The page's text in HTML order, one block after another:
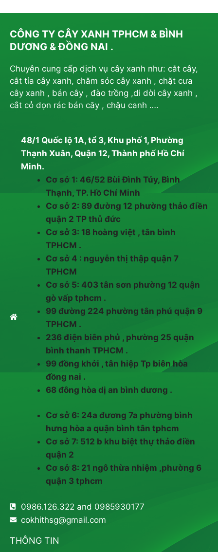
CÔNG TY CÂY XANH TPHCM & BÌNH
DƯƠNG & ĐỒNG NAI .
Chuyên cung cấp dịch vụ cây xanh như: cắt cây,
cắt tỉa cây xanh, chăm sóc cây xanh , chặt cưa
cây xanh , bán cây , đào trồng ,di dời cây xanh ,
cắt cỏ dọn rác bán cây , chậu canh ….
48/1 Quốc lộ 1A, tổ 3, Khu phố 1, Phường
Thạnh Xuân, Quận 12, Thành phố Hồ Chí
Minh.
Cơ sở 1: 46/52 Bùi Đình Túy, Bình
Thạnh, TP. Hồ Chí Minh
Cơ sở 2: 89 đường 12 phường thảo điền
quận 2 TP thủ đức
Cơ sở 3: 18 hoàng việt , tân bình
TPHCM .
Cơ sở 4 : nguyễn thị thập quận 7
TPHCM
Cơ sở 5: 403 tân sơn phường 12 quận
gò vấp tphcm .
99 đường 224 phường tân phú quận 9
TPHCM .
236 điện biên phủ , phường 25 quận
bình thanh TPHCM .
99 đồng khởi , tân hiệp Tp biên hòa
đồng nai .
68 đông hòa dị an bình dương .
Cơ sở 6: 24a đương 7a phường bình
hưng hòa a quận bình tân tphcm
Cơ sở 7: 512 b khu biệt thự thảo điền
quận 2
Cơ sở 8: 21 ngô thừa nhiệm ,phường 6
quận 3 tphcm
0986.126.322 and 0985930177
cokhithsg@gmail.com
THÔNG TIN